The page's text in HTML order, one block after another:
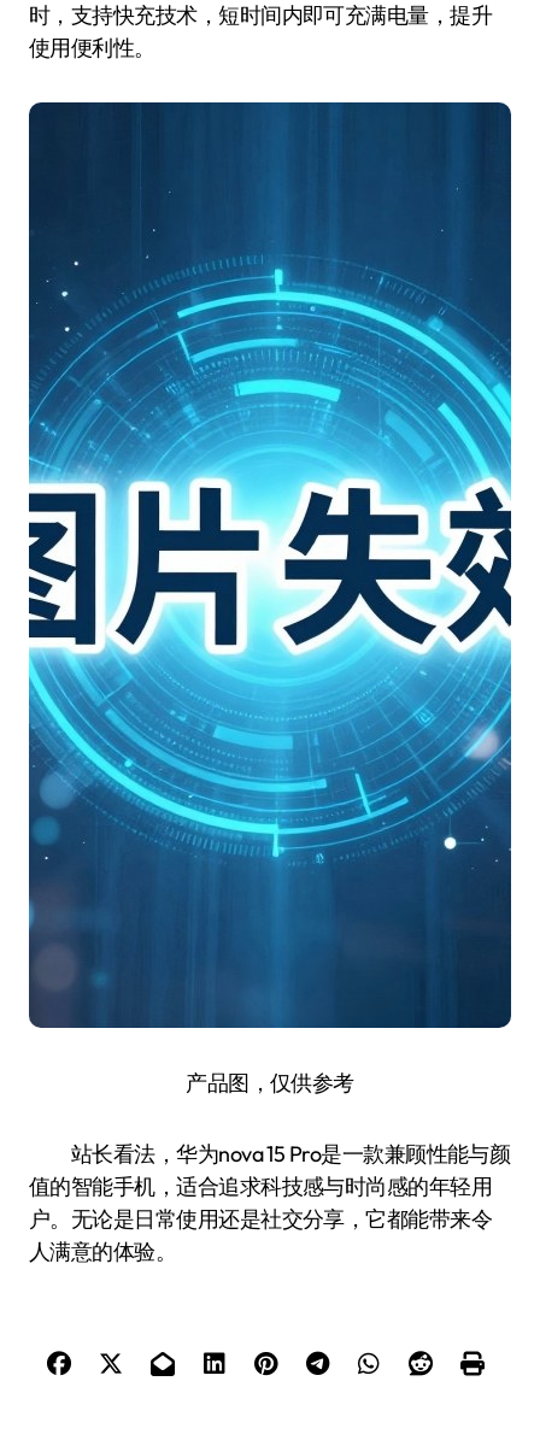
时，支持快充技术，短时间内即可充满电量，提升
使用便利性。
产品图，仅供参考
站长看法，华为nova 15 Pro是一款兼顾性能与颜
值的智能手机，适合追求科技感与时尚感的年轻用
户。无论是日常使用还是社交分享，它都能带来令
人满意的体验。